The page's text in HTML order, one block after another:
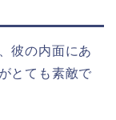
彼の内面にあ
とても素敵で